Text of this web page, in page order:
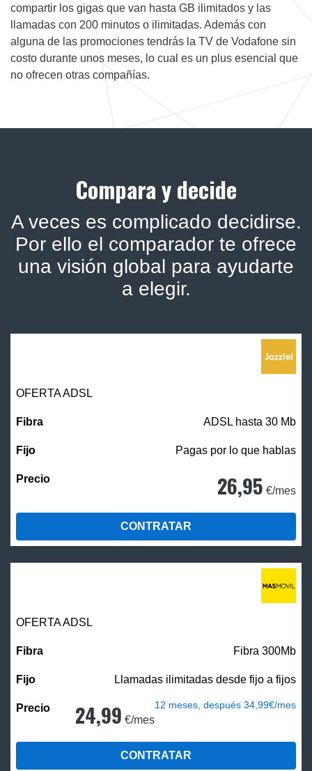
compartir los gigas que van hasta GB ilimitados y las
llamadas con 200 minutos o ilimitadas. Además con
alguna de las promociones tendrás la TV de Vodafone sin
costo durante unos meses, lo cual es un plus esencial que
no ofrecen otras compañías.
Compara y decide
A veces es complicado decidirse.
Por ello el comparador te ofrece
una visión global para ayudarte
a elegir.
OFERTA ADSL
ADSL hasta 30 Mb
Pagas por lo que hablas
26,95 €/mes
CONTRATAR
OFERTA ADSL
Fibra 300Mb
Llamadas ilimitadas desde fijo a fijos
24,99 €/mes
12 meses, después 34,99€/mes
CONTRATAR